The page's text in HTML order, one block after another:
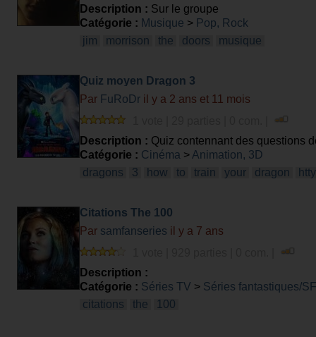
Description : Sur le groupe
Catégorie : Musique > Pop, Rock
jim
morrison the doors musique
Quiz moyen Dragon 3
Par FuRoDr il y a 2 ans et 11 mois
Description : Quiz contennant des questions
hidden world
Catégorie : Cinéma > Animation, 3D
dragons
3 how to train your dragon
Citations The 100
Par samfanseries il y a 7 ans
Description :
Catégorie : Séries TV > Séries fantastiques/SF
citations
the 100